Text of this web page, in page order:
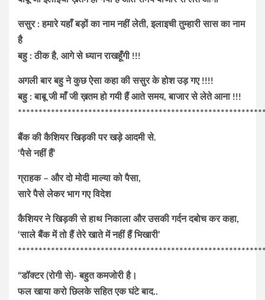
ससुर : हमारे यहाँ बड़ों का नाम नहीं लेती, इलाइची तुम्हारी सास का नाम
है
बहु : ठीक है, आगे से ध्यान राखहूँगी !!!
अगली बार बहु ने कुछ ऐसा कहा की ससुर के होश उड़ गए !!!!
बहु : बाबू जी माँ जी ख़तम हो गयी हैं आते समय, बाजार से लेते आना !!!
बैंक की कैशियर खिड़की पर खड़े आदमी से.
‘पैसे नहीं हैं’
ग्राहक – और दो मोदी माल्या को पैसा,
सारे पैसे लेकर भाग गए विदेश
कैशियर ने खिड़की से हाथ निकाला और उसकी गर्दन दबोच कर कहा,
‘साले बैंक में तो हैं तेरे खाते में नहीं हैं भिखारी’
“डॉक्टर (रोगी से)- बहुत कमजोरी है।
फल खाया करो छिलके सहित एक घंटे बाद..